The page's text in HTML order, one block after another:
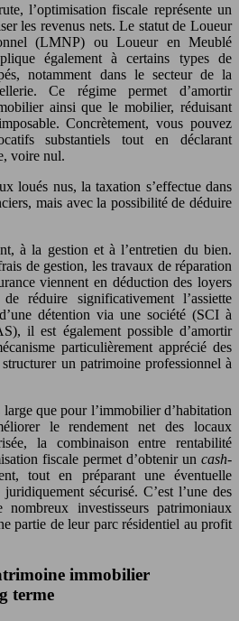
l’optimisation fiscale représente un
les revenus nets. Le statut de Loueur
(LMNP) ou Loueur en Meublé
également à certains types de
notamment dans le secteur de la
Ce régime permet d’amortir
ainsi que le mobilier, réduisant
Concrètement, vous pouvez
substantiels tout en déclarant
voire nul.
loués nus, la taxation s’effectue dans
mais avec la possibilité de déduire
à la gestion et à l’entretien du bien.
de gestion, les travaux de réparation
viennent en déduction des loyers
réduire significativement l’assiette
détention via une société (SCI à
il est également possible d’amortir
particulièrement apprécié des
un patrimoine professionnel à
que pour l’immobilier d’habitation
le rendement net des locaux
la combinaison entre rentabilité
fiscale permet d’obtenir un cash-
tout en préparant une éventuelle
sécurisé. C’est l’une des
investisseurs patrimoniaux
partie de leur parc résidentiel au profit
immobilier
terme